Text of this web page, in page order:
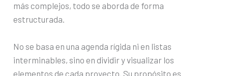
más complejos, todo se aborda de forma
estructurada.
No se basa en una agenda rígida ni en listas
interminables, sino en dividir y visualizar los
elementos de cada proyecto. Su propósito es